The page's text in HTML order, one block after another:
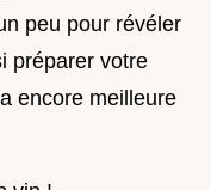
peu pour révéler
préparer votre
encore meilleure